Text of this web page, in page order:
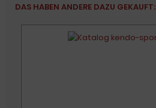
DAS HABEN ANDERE DAZU GEKAUFT: